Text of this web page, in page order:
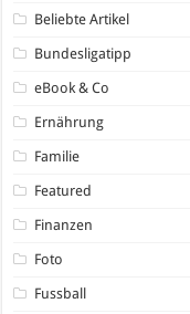
Beliebte Artikel
Bundesligatipp
eBook & Co
Ernährung
Familie
Featured
Finanzen
Foto
Fussball